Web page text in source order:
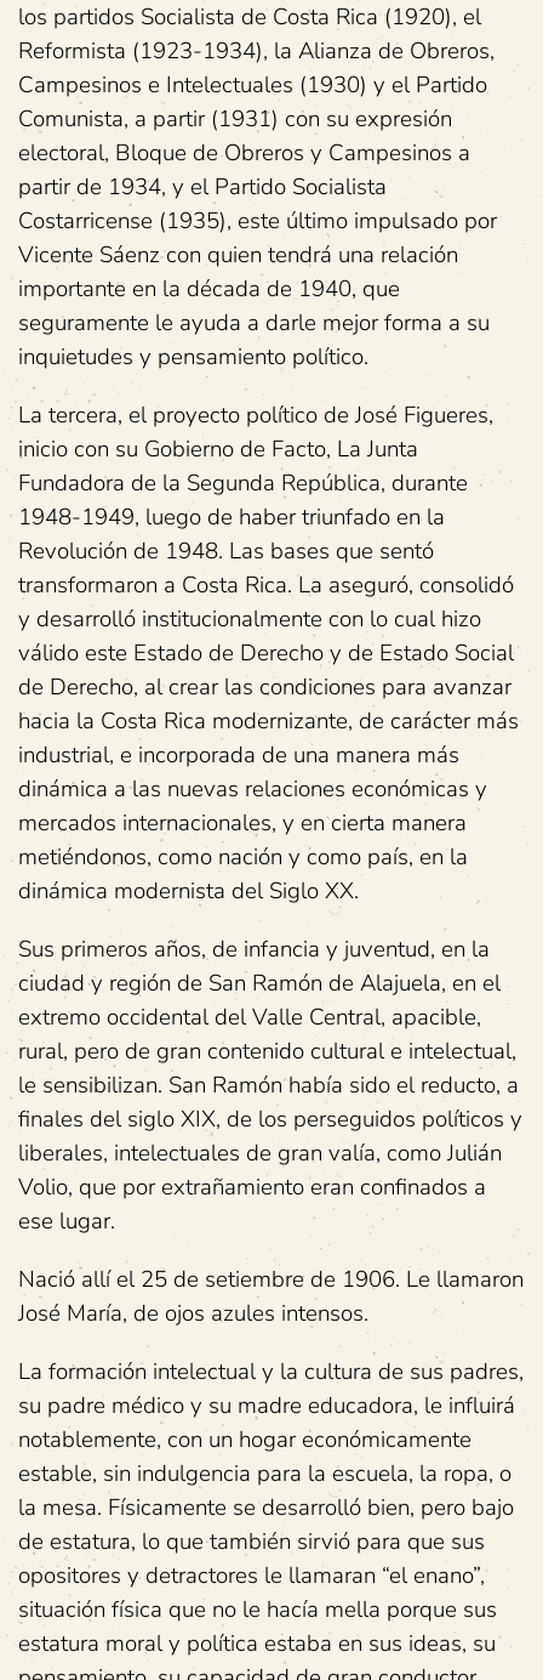
los partidos Socialista de Costa Rica (1920), el
Reformista (1923-1934), la Alianza de Obreros,
Campesinos e Intelectuales (1930) y el Partido
Comunista, a partir (1931) con su expresión
electoral, Bloque de Obreros y Campesinos a
partir de 1934, y el Partido Socialista
Costarricense (1935), este último impulsado por
Vicente Sáenz con quien tendrá una relación
importante en la década de 1940, que
seguramente le ayuda a darle mejor forma a su
inquietudes y pensamiento político.
La tercera, el proyecto político de José Figueres,
inicio con su Gobierno de Facto, La Junta
Fundadora de la Segunda República, durante
1948-1949, luego de haber triunfado en la
Revolución de 1948. Las bases que sentó
transformaron a Costa Rica. La aseguró, consolidó
y desarrolló institucionalmente con lo cual hizo
válido este Estado de Derecho y de Estado Social
de Derecho, al crear las condiciones para avanzar
hacia la Costa Rica modernizante, de carácter más
industrial, e incorporada de una manera más
dinámica a las nuevas relaciones económicas y
mercados internacionales, y en cierta manera
metiéndonos, como nación y como país, en la
dinámica modernista del Siglo XX.
Sus primeros años, de infancia y juventud, en la
ciudad y región de San Ramón de Alajuela, en el
extremo occidental del Valle Central, apacible,
rural, pero de gran contenido cultural e intelectual,
le sensibilizan. San Ramón había sido el reducto, a
finales del siglo XIX, de los perseguidos políticos y
liberales, intelectuales de gran valía, como Julián
Volio, que por extrañamiento eran confinados a
ese lugar.
Nació allí el 25 de setiembre de 1906. Le llamaron
José María, de ojos azules intensos.
La formación intelectual y la cultura de sus padres,
su padre médico y su madre educadora, le influirá
notablemente, con un hogar económicamente
estable, sin indulgencia para la escuela, la ropa, o
la mesa. Físicamente se desarrolló bien, pero bajo
de estatura, lo que también sirvió para que sus
opositores y detractores le llamaran “el enano”,
situación física que no le hacía mella porque sus
estatura moral y política estaba en sus ideas, su